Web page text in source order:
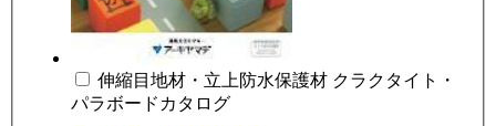
伸縮目地材・立上防水保護材 クラクタイト・
パラボードカタログ